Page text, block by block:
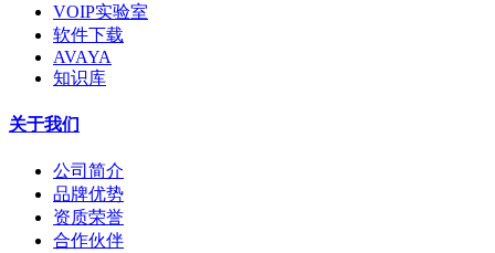
VOIP实验室
软件下载
AVAYA
知识库
关于我们
公司简介
品牌优势
资质荣誉
合作伙伴